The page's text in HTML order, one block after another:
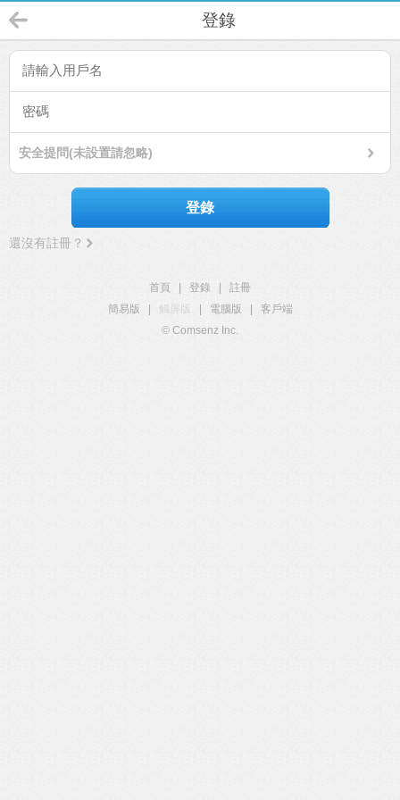
登錄
安全提問(未設置請忽略)
登錄
還沒有註冊？
首頁 登錄
註冊
簡易版
觸屏版 電腦版
客戶端
© Comsenz Inc.